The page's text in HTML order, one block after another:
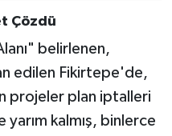
Çözdü
belirlenen,
edilen Fikirtepe'de,
projeler plan iptalleri
yarım kalmış, binlerce